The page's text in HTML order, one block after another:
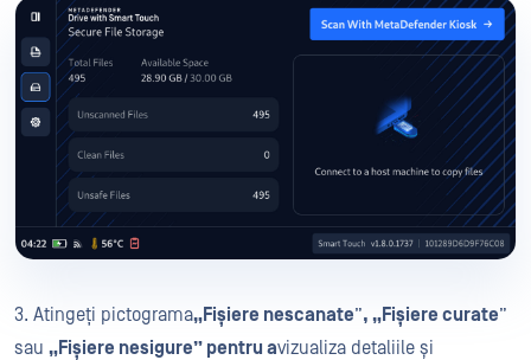
3. Atingeți pictograma„Fișiere nescanate”, „Fișiere curate”
sau „Fișiere nesigure” pentru avizualiza detaliile și